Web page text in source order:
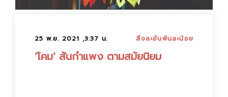
25 พ.ย. 2021 ,3:37 น. สิ่งละอันพันละน้อย
‘โคม’ สันกำแพง ตามสมัยนิยม